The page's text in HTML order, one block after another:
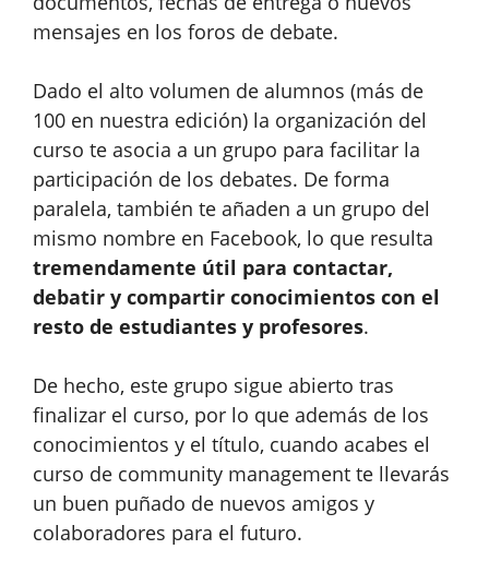
mensajes en los foros de debate.
Dado el alto volumen de alumnos (más de
100 en nuestra edición) la organización del
curso te asocia a un grupo para facilitar la
participación de los debates. De forma
paralela, también te añaden a un grupo del
mismo nombre en Facebook, lo que resulta
tremendamente útil para contactar,
debatir y compartir conocimientos con el
resto de estudiantes y profesores.
De hecho, este grupo sigue abierto tras
finalizar el curso, por lo que además de los
conocimientos y el título, cuando acabes el
curso de community management te llevarás
un buen puñado de nuevos amigos y
colaboradores para el futuro.